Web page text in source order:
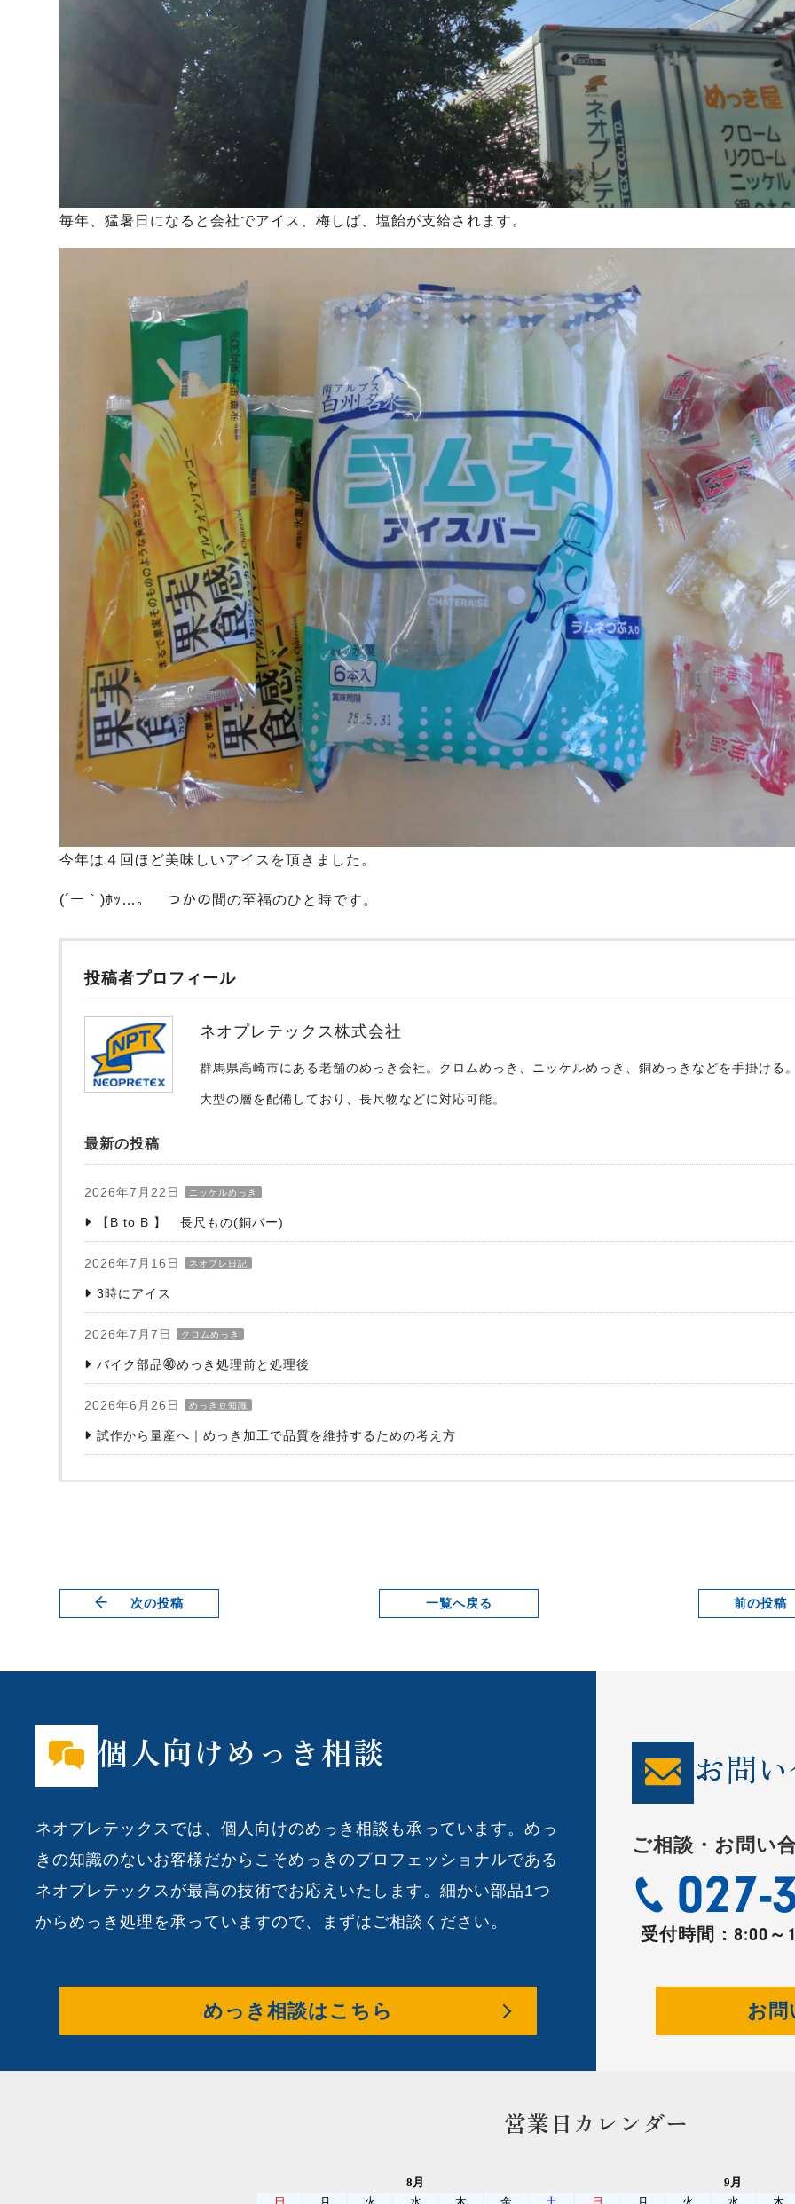
毎年、猛暑日になると会社でアイス、梅しば、塩飴が支給されます。
今年は４回ほど美味しいアイスを頂きました。
(´ー｀)ﾎｯ…。 つかの間の至福のひと時です。
投稿者プロフィール
ネオプレテックス株式会社
群馬県高崎市にある老舗のめっき会社。クロムめっき、ニッケルめっき、銅めっきなどを手掛ける
大型の層を配備しており、長尺物などに対応可能。
最新の投稿
2026年7月22日 ニッケルめっき
【B to B 】 長尺もの(銅バー)
2026年7月16日 ネオプレ日記
3時にアイス
2026年7月7日 クロムめっき
バイク部品㊵めっき処理前と処理後
2026年6月26日 めっき豆知識
試作から量産へ｜めっき加工で品質を維持するための考え方
次の投稿 一覧へ戻る 前の投
個人向けめっき相談
ネオプレテックスでは、個人向けのめっき相談も承っています。めっ
きの知識のないお客様だからこそめっきのプロフェッショナルである
ネオプレテックスが最高の技術でお応えいたします。細かい部品1つ
からめっき処理を承っていますので、まずはご相談ください。
めっき相談はこちら
お問
ご相談・お問い
027-
受付時間： 8:00～
お問
営業日カレンダー